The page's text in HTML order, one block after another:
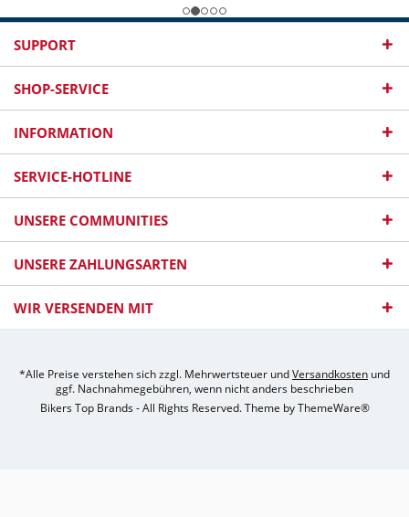
SUPPORT
SHOP-SERVICE
INFORMATION
SERVICE-HOTLINE
UNSERE COMMUNITIES
UNSERE ZAHLUNGSARTEN
WIR VERSENDEN MIT
*Alle Preise verstehen sich zzgl. Mehrwertsteuer undVersandkosten und
ggf. Nachnahmegebühren, wenn nicht anders beschrieben
Bikers Top Brands - All Rights Reserved. Theme byThemeWare®